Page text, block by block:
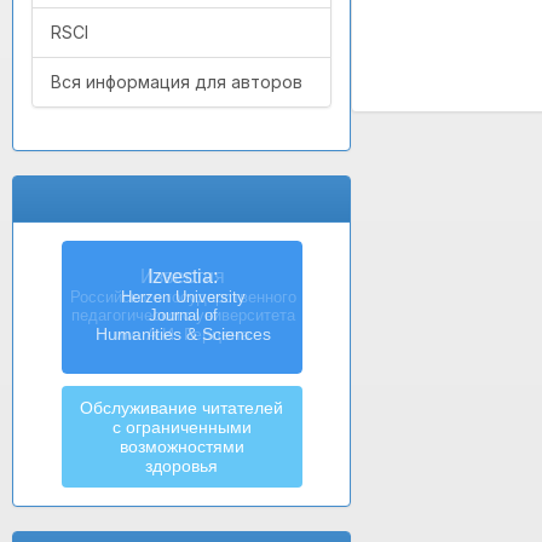
RSCI
Вся информация для авторов
Izvestia:
Herzen University
Journal of
Humanities & Sciences
Обслуживание читателей
с ограниченными
возможностями
здоровья